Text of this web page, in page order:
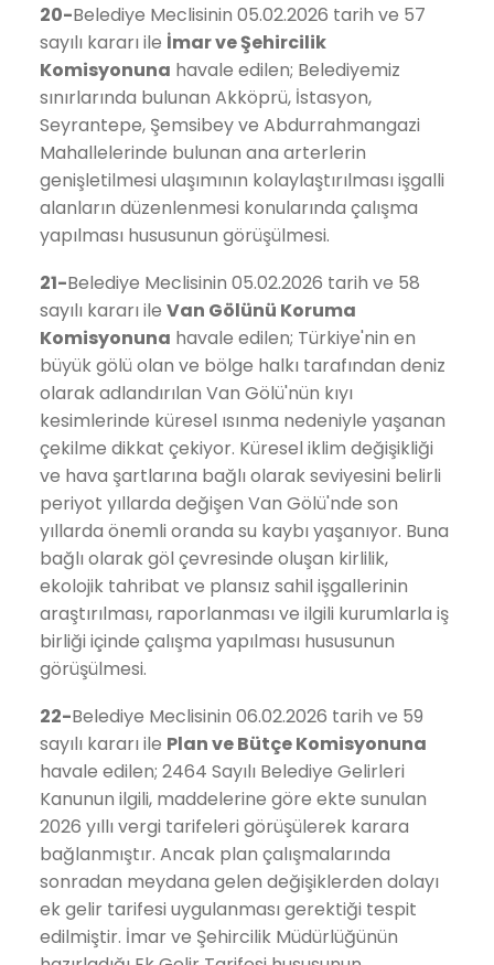
20-Belediye Meclisinin 05.02.2026 tarih ve 57
sayılı kararı ile İmar ve Şehircilik
Komisyonuna havale edilen; Belediyemiz
sınırlarında bulunan Akköprü, İstasyon,
Seyrantepe, Şemsibey ve Abdurrahmangazi
Mahallelerinde bulunan ana arterlerin
genişletilmesi ulaşımının kolaylaştırılması işgalli
alanların düzenlenmesi konularında çalışma
yapılması hususunun görüşülmesi.
21-Belediye Meclisinin 05.02.2026 tarih ve 58
sayılı kararı ile Van Gölünü Koruma
Komisyonuna havale edilen; Türkiye'nin en
büyük gölü olan ve bölge halkı tarafından deniz
olarak adlandırılan Van Gölü'nün kıyı
kesimlerinde küresel ısınma nedeniyle yaşanan
çekilme dikkat çekiyor. Küresel iklim değişikliği
ve hava şartlarına bağlı olarak seviyesini belirli
periyot yıllarda değişen Van Gölü'nde son
yıllarda önemli oranda su kaybı yaşanıyor. Buna
bağlı olarak göl çevresinde oluşan kirlilik,
ekolojik tahribat ve plansız sahil işgallerinin
araştırılması, raporlanması ve ilgili kurumlarla iş
birliği içinde çalışma yapılması hususunun
görüşülmesi.
22-Belediye Meclisinin 06.02.2026 tarih ve 59
sayılı kararı ile Plan ve BütçeKomisyonuna
havale edilen; 2464 Sayılı Belediye Gelirleri
Kanunun ilgili, maddelerine göre ekte sunulan
2026 yıllı vergi tarifeleri görüşülerek karara
bağlanmıştır. Ancak plan çalışmalarında
sonradan meydana gelen değişiklerden dolayı
ek gelir tarifesi uygulanması gerektiği tespit
edilmiştir. İmar ve Şehircilik Müdürlüğünün